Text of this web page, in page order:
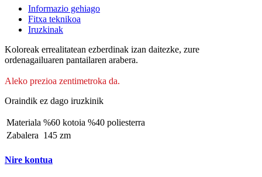
Informazio gehiago
Fitxa teknikoa
Iruzkinak
Koloreak errealitatean ezberdinak izan daitezke, zure
ordenagailuaren pantailaren arabera.
Aleko prezioa zentimetroka da.
Oraindik ez dago iruzkinik
Materiala %60 kotoia %40 poliesterra
Zabalera 145 zm
Nire kontua